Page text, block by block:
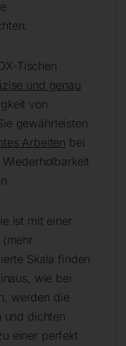
Tischen
und genau
von
gewährleisten
Arbeiten bei
ist mit einer
Skala finden
wie bei
werden die
und dichten
einer perfekt